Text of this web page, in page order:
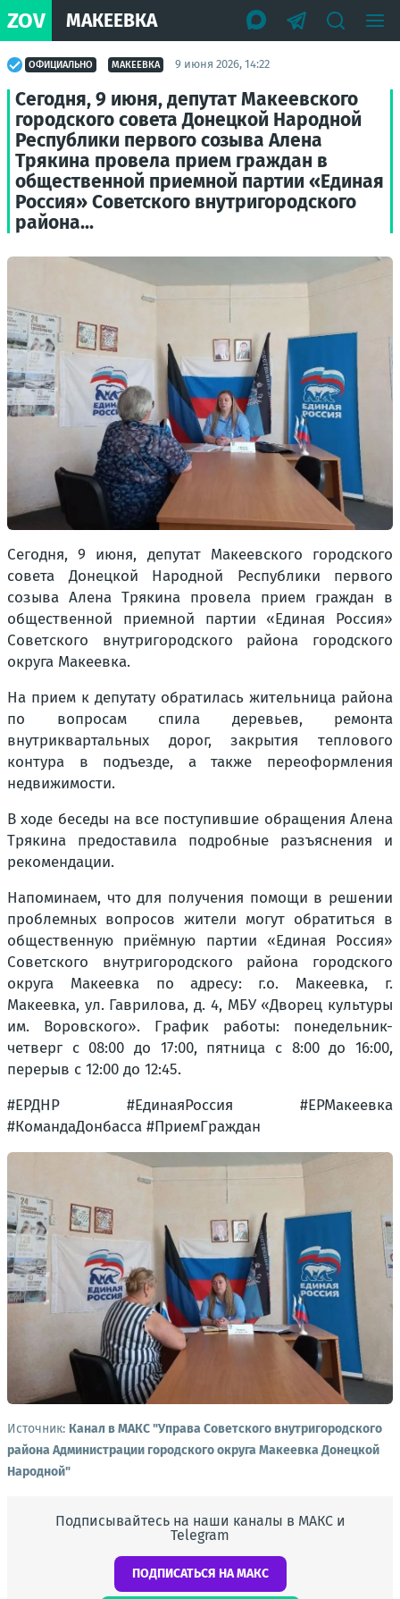
ZOV МАКЕЕВКА
ОФИЦИАЛЬНО МАКЕЕВКА 9 июня 2026, 14:22
Сегодня, 9 июня, депутат Макеевского
городского совета Донецкой Народной
Республики первого созыва Алена
Трякина провела прием граждан в
общественной приемной партии «Единая
Россия» Советского внутригородского
района...
Сегодня, 9 июня, депутат Макеевского городского
совета Донецкой Народной Республики первого
созыва Алена Трякина провела прием граждан в
общественной приемной партии «Единая Россия»
Советского внутригородского района городского
округа Макеевка.
На прием к депутату обратилась жительница района
по вопросам спила деревьев, ремонта
внутриквартальных дорог, закрытия теплового
контура в подъезде, а также переоформления
недвижимости.
В ходе беседы на все поступившие обращения Алена
Трякина предоставила подробные разъяснения и
рекомендации.
Напоминаем, что для получения помощи в решении
проблемных вопросов жители могут обратиться в
общественную приёмную партии «Единая Россия»
Советского внутригородского района городского
округа Макеевка по адресу: г.о. Макеевка, г.
Макеевка, ул. Гаврилова, д. 4, МБУ «Дворец культуры
им. Воровского». График работы: понедельник-
четверг с 08:00 до 17:00, пятница с 8:00 до 16:00,
перерыв с 12:00 до 12:45.
#ЕРДНР #ЕдинаяРоссия #ЕРМакеевка
#КомандаДонбасса #ПриемГраждан
Источник: Канал в МАКС "Управа Советского внутригородского
района Администрации городского округа Макеевка Донецкой
Народной"
Подписывайтесь на наши каналы в МАКС и
Telegram
ПОДПИСАТЬСЯ НА МАКС